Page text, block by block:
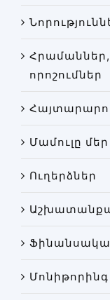
որոշումներ
Մամուլը
Ուղերձներ
Մոնիթորինգ